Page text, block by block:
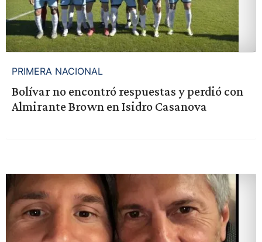
PRIMERA NACIONAL
Bolívar no encontró respuestas y perdió con
Almirante Brown en Isidro Casanova